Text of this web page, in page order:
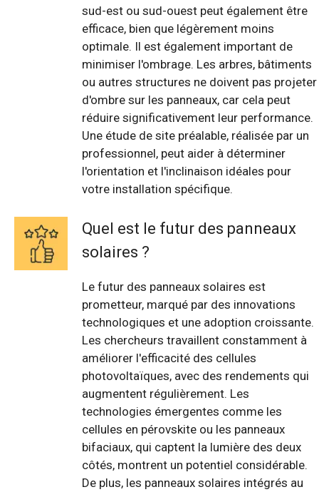
sud-est ou sud-ouest peut également être
efficace, bien que légèrement moins
optimale. Il est également important de
minimiser l'ombrage. Les arbres, bâtiments
ou autres structures ne doivent pas projeter
d'ombre sur les panneaux, car cela peut
réduire significativement leur performance.
Une étude de site préalable, réalisée par un
professionnel, peut aider à déterminer
l'orientation et l'inclinaison idéales pour
votre installation spécifique.
Quel est le futur des panneaux
solaires ?
Le futur des panneaux solaires est
prometteur, marqué par des innovations
technologiques et une adoption croissante.
Les chercheurs travaillent constamment à
améliorer l'efficacité des cellules
photovoltaïques, avec des rendements qui
augmentent régulièrement. Les
technologies émergentes comme les
cellules en pérovskite ou les panneaux
bifaciaux, qui captent la lumière des deux
côtés, montrent un potentiel considérable.
De plus, les panneaux solaires intégrés au